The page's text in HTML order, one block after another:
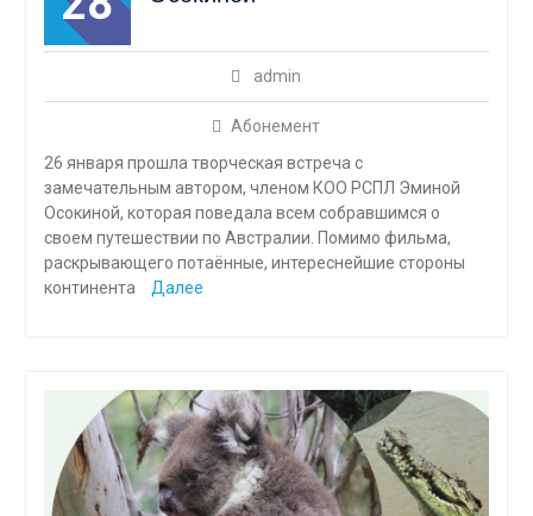
admin
Абонемент
26 января прошла творческая встреча с
замечательным автором, членом КОО РСПЛ Эминой
Осокиной, которая поведала всем собравшимся о
своем путешествии по Австралии. Помимо фильма,
раскрывающего потаённые, интереснейшие стороны
континента
Далее